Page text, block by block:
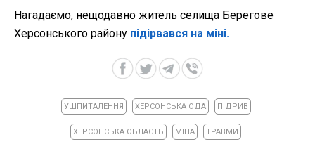
Нагадаємо, нещодавно житель селища Берегове
Херсонського району підірвався на міні.
УШПИТАЛЕННЯ ХЕРСОНСЬКА ОДА ПІДРИВ
ХЕРСОНСЬКА ОБЛАСТЬ МІНА ТРАВМИ